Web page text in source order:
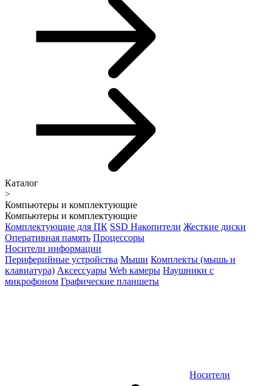
Каталог
>
Компьютеры и комплектующие
Компьютеры и комплектующие
Комплектующие для ПК SSD Накопители Жесткие диски
Оперативная память Процессоры
Носители информации
Периферийные устройства Мыши Комплекты (мышь и
клавиатура) Аксессуары Web камеры Наушники с
микрофоном Графические планшеты
Носители